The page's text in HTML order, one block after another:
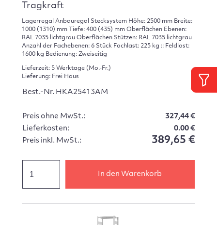
Tragkraft
Lagerregal Anbauregal Stecksystem Höhe: 2500 mm Breite:
1000 (1310) mm Tiefe: 400 (435) mm Oberflächen Ebenen:
RAL 7035 lichtgrau Oberflächen Stützen: RAL 7035 lichtgrau
Anzahl der Fachebenen: 6 Stück Fachlast: 225 kg :: Feldlast:
1600 kg Bedienung: Zweiseitig
Lieferzeit: 5 Werktage (Mo.-Fr.)
Lieferung: Frei Haus
Best.-Nr. HKA25413AM
Preis ohne MwSt.:
327,44 €
Lieferkosten:
0.00 €
Preis inkl. MwSt.:
389,65 €
In den Warenkorb